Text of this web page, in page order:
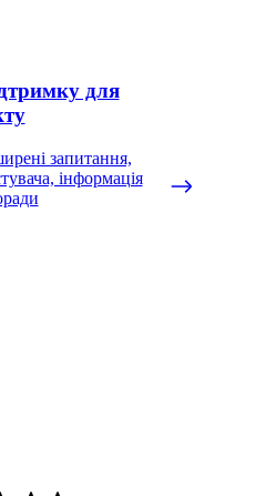
для
запитання,
інформація
Bazaarvoice і вони
та зірочок корисні для